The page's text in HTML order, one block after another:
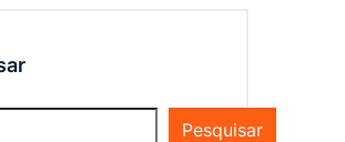
Pesquisar